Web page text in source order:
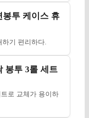
봉투 케이스 휴
기 편리하다.
봉투 3롤 세트
로 교체가 용이하